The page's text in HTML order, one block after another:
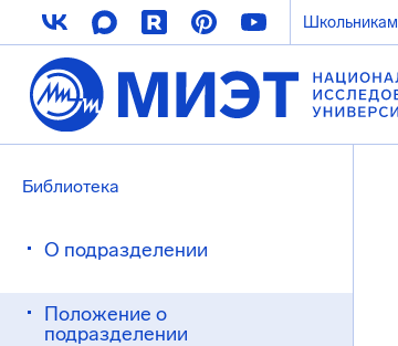
Школьникам
Библиотека
О подразделении
Положение о
подразделении